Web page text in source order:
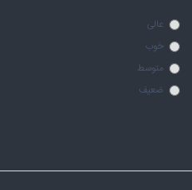
عالی
خوب
متوسط
ضعیف